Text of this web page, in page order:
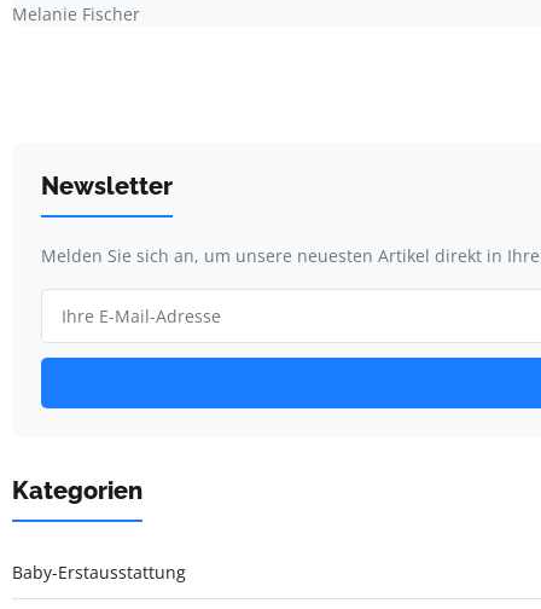
Melanie Fischer
Newsletter
Melden Sie sich an, um unsere neuesten Artikel direkt in
Kategorien
Baby-Erstausstattung